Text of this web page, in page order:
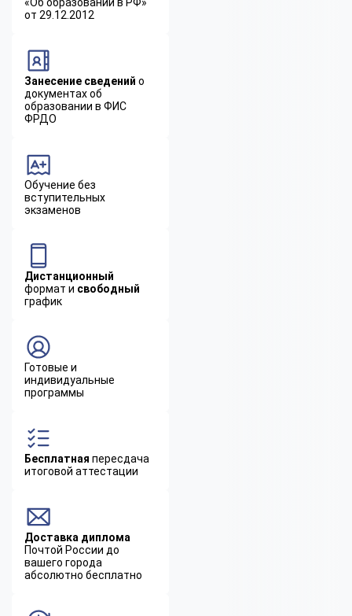
от 29.12.2012
Занесение сведений о
документах об
образовании в ФИС
ФРДО
Обучение без
вступительных
экзаменов
Дистанционный
формат и свободный
график
Готовые и
индивидуальные
программы
Бесплатная пересдача
итоговой аттестации
Доставка диплома
Почтой России до
вашего города
абсолютно бесплатно